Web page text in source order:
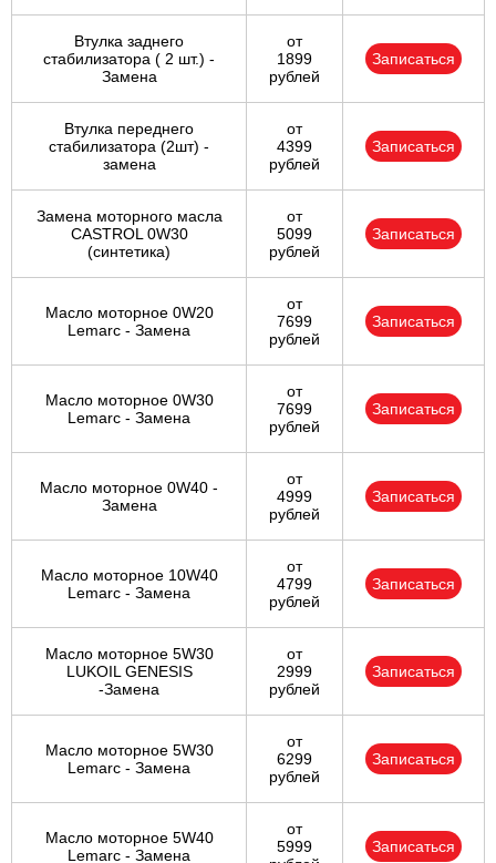
Втулка заднего
стабилизатора ( 2 шт.) -
Замена
от
1899
рублей
Записаться
Втулка переднего
стабилизатора (2шт) -
замена
от
4399
рублей
Записаться
Замена моторного масла
CASTROL 0W30
(синтетика)
от
5099
рублей
Записаться
Масло моторное 0W20
Lemarc - Замена
от
7699
рублей
Записаться
Масло моторное 0W30
Lemarc - Замена
от
7699
рублей
Записаться
Масло моторное 0W40 -
Замена
от
4999
рублей
Записаться
Масло моторное 10W40
Lemarc - Замена
от
4799
рублей
Записаться
Масло моторное 5W30
LUKOIL GENESIS
-Замена
от
2999
рублей
Записаться
Масло моторное 5W30
Lemarc - Замена
от
6299
рублей
Записаться
Масло моторное 5W40
Lemarc - Замена
от
5999
Записаться